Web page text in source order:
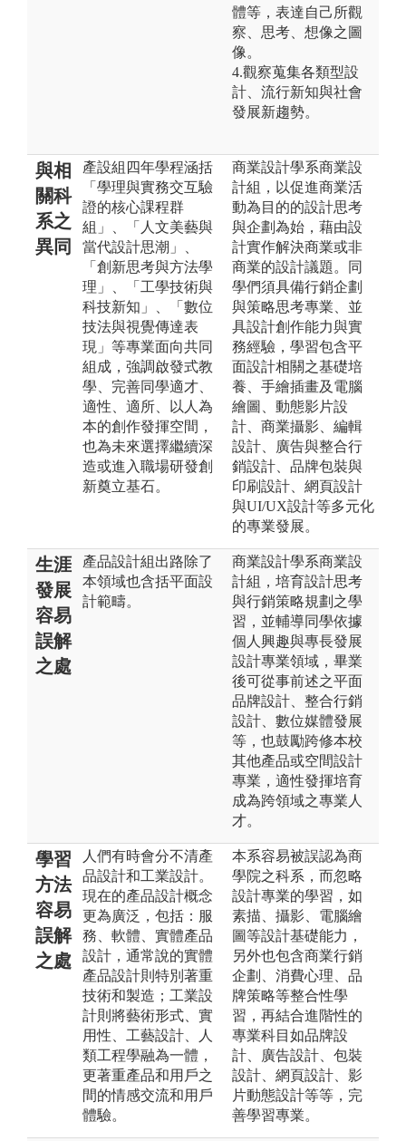
體等，表達自己所觀
察、思考、想像之圖
像。
4.觀察蒐集各類型設
計、流行新知與社會
發展新趨勢。
與相
關科
系之
異同
產設組四年學程涵括
「學理與實務交互驗
證的核心課程群
組」、「人文美藝與
當代設計思潮」、
「創新思考與方法學
理」、「工學技術與
科技新知」、「數位
技法與視覺傳達表
現」等專業面向共同
組成，強調啟發式教
學、完善同學適才、
適性、適所、以人為
本的創作發揮空間，
也為未來選擇繼續深
造或進入職場研發創
新奠立基石。
商業設計學系商業設
計組，以促進商業活
動為目的的設計思考
與企劃為始，藉由設
計實作解決商業或非
商業的設計議題。同
學們須具備行銷企劃
與策略思考專業、並
具設計創作能力與實
務經驗，學習包含平
面設計相關之基礎培
養、手繪插畫及電腦
繪圖、動態影片設
計、商業攝影、編輯
設計、廣告與整合行
銷設計、品牌包裝與
印刷設計、網頁設計
與UI/UX設計等多元化
的專業發展。
生涯
發展
容易
誤解
之處
產品設計組出路除了
本領域也含括平面設
計範疇。
商業設計學系商業設
計組，培育設計思考
與行銷策略規劃之學
習，並輔導同學依據
個人興趣與專長發展
設計專業領域，畢業
後可從事前述之平面
品牌設計、整合行銷
設計、數位媒體發展
等，也鼓勵跨修本校
其他產品或空間設計
專業，適性發揮培育
成為跨領域之專業人
才。
學習
方法
容易
誤解
之處
人們有時會分不清產
品設計和工業設計。
現在的產品設計概念
更為廣泛，包括：服
務、軟體、實體產品
設計，通常說的實體
產品設計則特別著重
技術和製造；工業設
計則將藝術形式、實
用性、工藝設計、人
類工程學融為一體，
更著重產品和用戶之
間的情感交流和用戶
體驗。
本系容易被誤認為商
學院之科系，而忽略
設計專業的學習，如
素描、攝影、電腦繪
圖等設計基礎能力，
另外也包含商業行銷
企劃、消費心理、品
牌策略等整合性學
習，再結合進階性的
專業科目如品牌設
計、廣告設計、包裝
設計、網頁設計、影
片動態設計等等，完
善學習專業。